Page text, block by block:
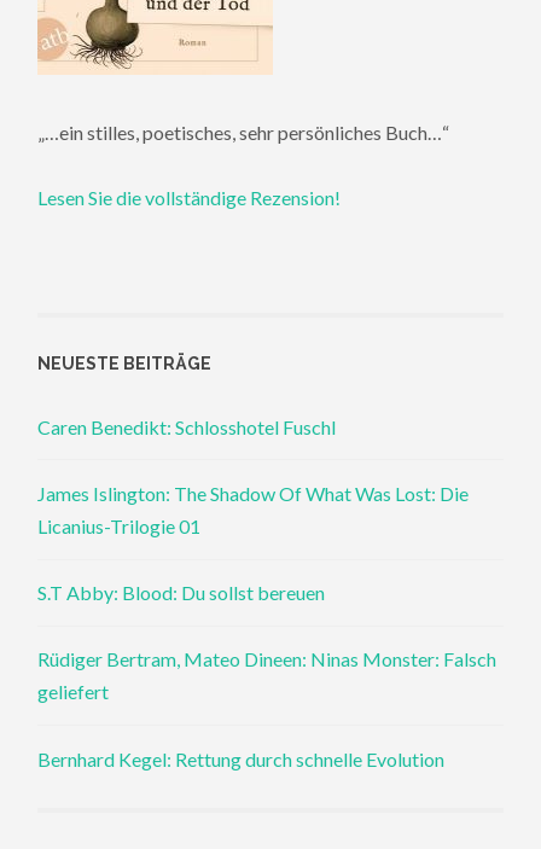
„…ein stilles, poetisches, sehr persönliches Buch…“
Lesen Sie die vollständige Rezension!
NEUESTE BEITRÄGE
Caren Benedikt: Schlosshotel Fuschl
James Islington: The Shadow Of What Was Lost: Die
Licanius-Trilogie 01
S.T Abby: Blood: Du sollst bereuen
Rüdiger Bertram, Mateo Dineen: Ninas Monster: Falsch
geliefert
Bernhard Kegel: Rettung durch schnelle Evolution